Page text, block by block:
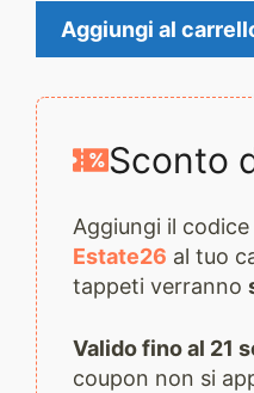
Tappeto
Aubusson
quantità
Aggiungi al
Sconto
Aggiungi il
Estate26 al tuo
tappeti verranno
Valido fino al 21
coupon non si